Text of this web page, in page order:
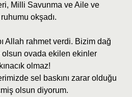
Milli Savunma ve Aile ve
okşadı.
Allah rahmet verdi. Bizim dağ
olsun ovada ekilen ekinler
olmaz!
sel baskını zarar olduğu
olsun diyorum.